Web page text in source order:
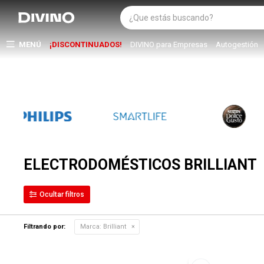
MENÚ ¡DISCONTINUADOS! DIVINO para Empresas Autogestión
ELECTRODOMÉSTICOS BRILLIANT
Filtrando por: Marca: Brilliant